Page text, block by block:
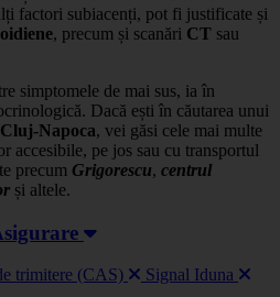
factori subiacenți, pot fi justificate și
, precum și scanări CT sau
simptomele de mai sus, ia în
Dacă ești în căutarea unui
Cluj-Napoca, vei găsi cele mai multe
accesibile, pe jos sau cu transportul
precum Grigorescu, centrul
și altele.
trimitere (CAS) Signal Iduna